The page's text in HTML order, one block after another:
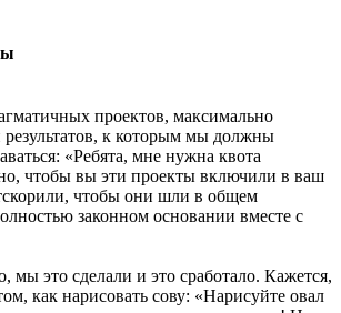
проектов, максимально
к которым мы должны
«Ребята, мне нужна квота
чтобы вы эти проекты включили в ваш
чтобы они шли в общем
законном основании вместе с
это сделали и это сработало. Кажется,
как нарисовать сову: «Нарисуйте овал